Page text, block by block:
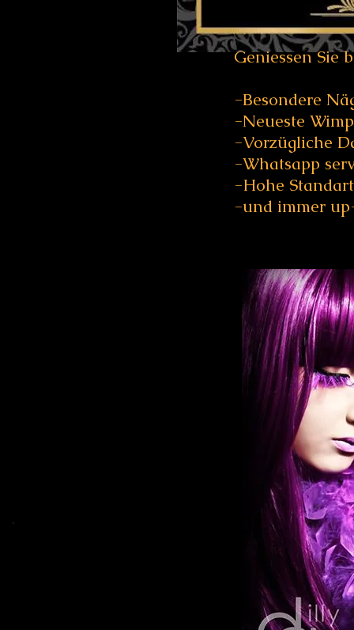
Geniessen Sie
-Besondere
-Neueste
-Vorzügliche
-Whatsapp
-Hohe
-und immer